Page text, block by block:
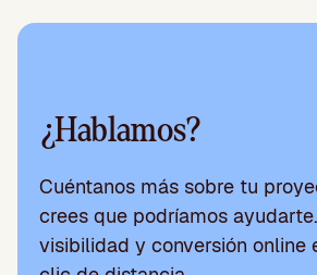
¿Hablamos?
Cuéntanos más sobre tu
crees que podríamos
visibilidad y conversión online